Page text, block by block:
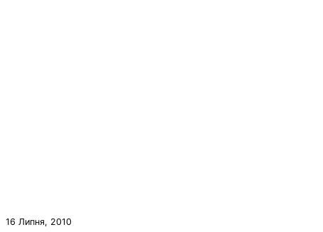
16 Липня, 2010